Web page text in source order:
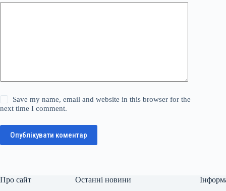
Save my name, email and website in this browser for the
next time I comment.
Опублікувати коментар
Про сайт Останні новини